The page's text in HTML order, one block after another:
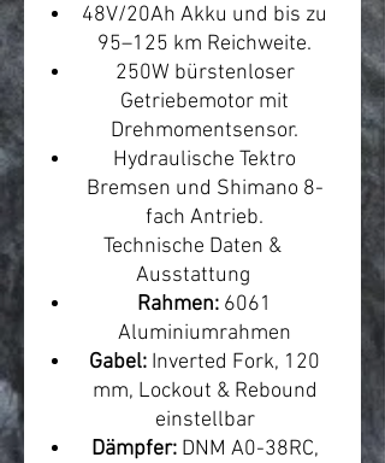
48V/20Ah Akku und bis zu
95–125 km Reichweite.
250W bürstenloser
Getriebemotor mit
Drehmomentsensor.
Hydraulische Tektro
Bremsen und Shimano 8-
fach Antrieb.
Technische Daten &
Ausstattung
Rahmen: 6061
Aluminiumrahmen
Gabel: Inverted Fork, 120
mm, Lockout & Rebound
einstellbar
Dämpfer:DNM A0-38RC,